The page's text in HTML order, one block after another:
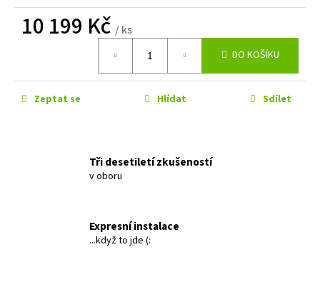
10 199 Kč / ks
DO KOŠÍKU
Zeptat se Hlídat Sdílet
Tři desetiletí zkušeností
v oboru
Expresní instalace
...když to jde (:
r
m